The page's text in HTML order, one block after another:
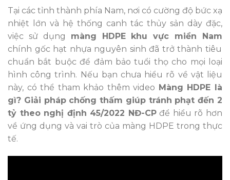
Tại các tỉnh thành phía Nam, nơi có cường độ bức xạ
nhiệt lớn và hệ thống canh tác thủy sản dày đặc,
việc sử dụng màng HDPE khu vực miền Nam
chính gốc hạt nhựa nguyên sinh đã trở thành tiêu
chuẩn bắt buộc để đảm bảo tuổi thọ cho mọi loại
hình công trình. Nếu bạn chưa hiểu rõ về vật liệu
này, có thể tham khảo thêm video Màng HDPE là
gì? Giải pháp chống thấm giúp tránh phạt đến 2
tỷ theo nghị định 45/2022 NĐ-CPđể hiểu rõ hơn
về ứng dụng và vai trò của màng HDPE trong thực
tế.